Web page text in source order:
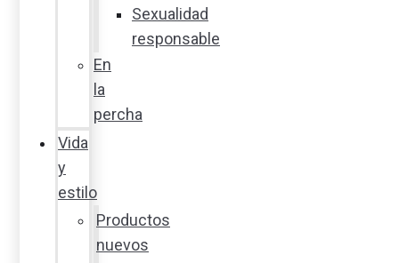
Sexualidad
responsable
En
la
percha
Vida
y
estilo
Productos
nuevos